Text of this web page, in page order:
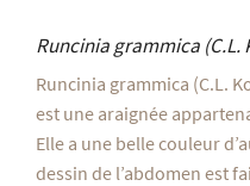
Runcinia grammica (C.L.
Runcinia grammica (C.L.
est une araignée
Elle a une belle couleur
dessin de l’abdomen est